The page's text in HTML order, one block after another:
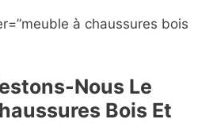
à chaussures bois
Nous Le
Bois Et